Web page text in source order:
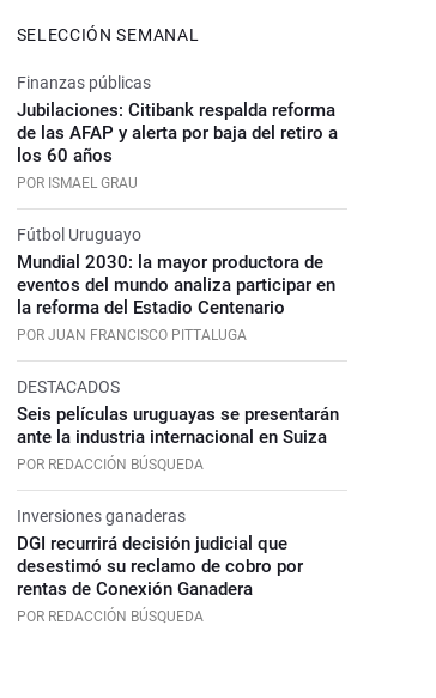
SELECCIÓN SEMANAL
Finanzas públicas
Jubilaciones: Citibank respalda reforma
de las AFAP y alerta por baja del retiro a
los 60 años
POR ISMAEL GRAU
Fútbol Uruguayo
Mundial 2030: la mayor productora de
eventos del mundo analiza participar en
la reforma del Estadio Centenario
POR JUAN FRANCISCO PITTALUGA
DESTACADOS
Seis películas uruguayas se presentarán
ante la industria internacional en Suiza
POR REDACCIÓN BÚSQUEDA
Inversiones ganaderas
DGI recurrirá decisión judicial que
desestimó su reclamo de cobro por
rentas de Conexión Ganadera
POR REDACCIÓN BÚSQUEDA